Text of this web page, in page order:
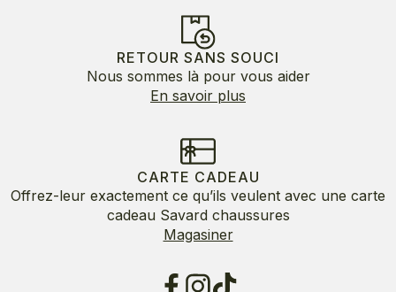
RETOUR SANS SOUCI
Nous sommes là pour vous aider
En savoir plus
CARTE CADEAU
Offrez-leur exactement ce qu’ils veulent avec une carte
cadeau Savard chaussures
Magasiner